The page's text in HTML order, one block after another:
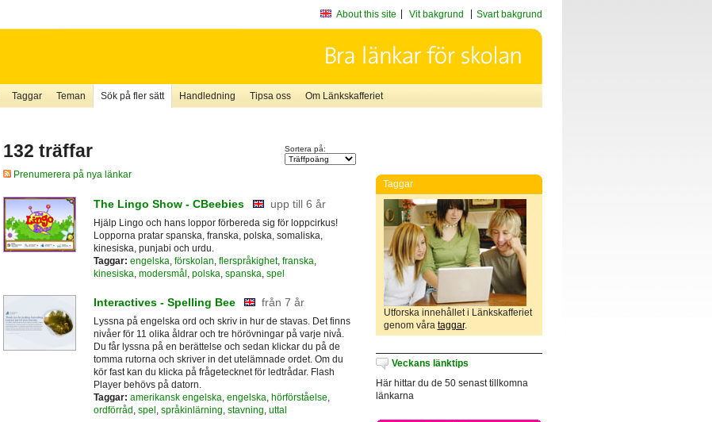
About this site Vit bakgrund Svart bakgrund
Taggar Teman Sök på fler sätt Handledning Tipsa oss Om Länkskafferiet
132 träffar Sortera på:
Prenumerera på nya länkar
The Lingo Show - CBeebies upp till 6 år
Hjälp Lingo och hans loppor förbereda sig för loppcirkus!
Lopporna pratar spanska, franska, polska, somaliska,
kinesiska, punjabi och urdu.
Taggar: engelska förskolan flerspråkighet, franska
kinesiska modersmål polska spanska spel
Interactives - Spelling Bee från 7 år
Lyssna på engelska ord och skriv in hur de stavas. Det finns
nivåer för 11 olika åldrar och tre hörövningar på varje nivå.
Du får lyssna på en berättelse och sedan klickar du på de
tomma rutorna och skriver in det utelämnade ordet. Om du
kör fast kan du klicka på frågetecknet för ledtrådar. Flash
Player behövs på datorn.
Taggar: amerikansk engelska, engelska, hörförståelse,
ordförråd , spel , språkinlärning, stavning, uttal
Taggar
Utforska innehållet i Länkskafferiet
genom våra taggar.
Veckans länktips
Här hittar du de 50 senast tillkomna
länkarna